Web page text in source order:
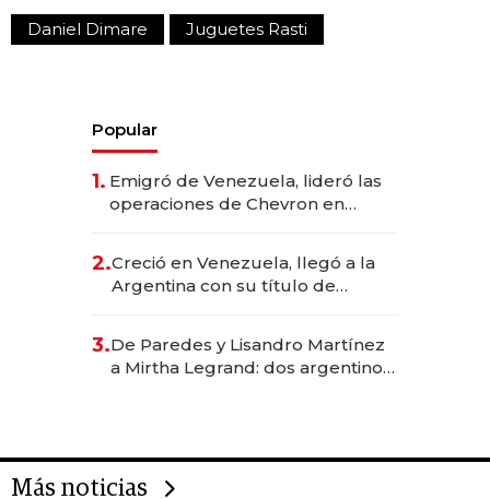
Daniel Dimare Juguetes Rasti
Popular
1. Emigró de Venezuela, lideró las
operaciones de Chevron en
2.Creció en Venezuela, llegó a la
Argentina con su título de
las marcas "fast premium"
3.De Paredes y Lisandro Martínez
a Mirtha Legrand: dos argentinos
Más noticias